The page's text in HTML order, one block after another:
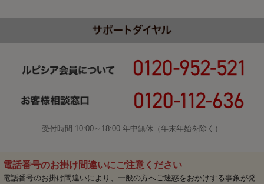
受付時間 10:00～18:00 年中無休（年末年始を除く）
電話番号のお掛け間違いにご注意ください
電話番号のお掛け間違いにより、一般の方へご迷惑をおかけする事象が発